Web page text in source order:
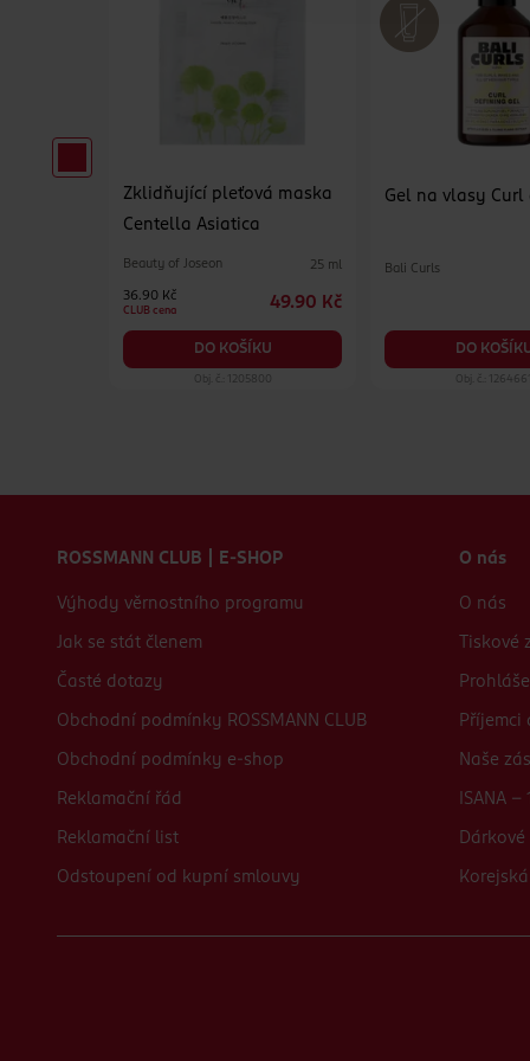
Zklidňující pleťová maska
Centella Asiatica
Beauty of Joseon 25 ml
36.90 Kč
CLUB cena 49.90 Kč
DO KOŠÍKU
Obj. č.: 1205800
Gel na vlasy Curl
Bali Curls
DO
Obj. č.: 1264661
ROSSMANN CLUB | E-SHOP
Výhody věrnostního programu
Jak se stát členem
Časté dotazy
Obchodní podmínky ROSSMANN CLUB
Obchodní podmínky e-shop
Reklamační řád
Reklamační list
Odstoupení od kupní smlouvy
O nás
O nás
Tiskové
Příjemci
Naše
ISANA